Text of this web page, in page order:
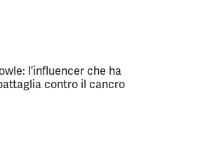
l’influencer che ha
contro il cancro